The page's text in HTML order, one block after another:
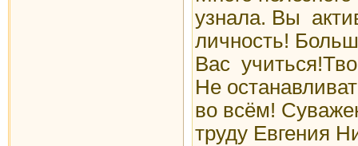
узнала. Вы
личность!
Вас
Не
во всём!
труду Евгения